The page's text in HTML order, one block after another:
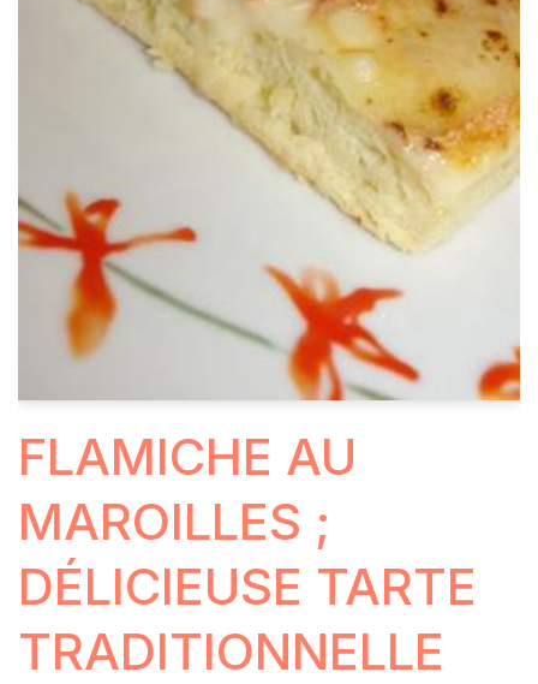
FLAMICHE AU
MAROILLES ;
DÉLICIEUSE TARTE
TRADITIONNELLE